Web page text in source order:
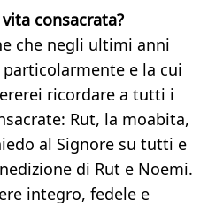
consacrata?
che negli ultimi anni
e la cui
ricordare a tutti i
Rut, la moabita,
al Signore su tutti e
di Rut e Noemi.
integro, fedele e